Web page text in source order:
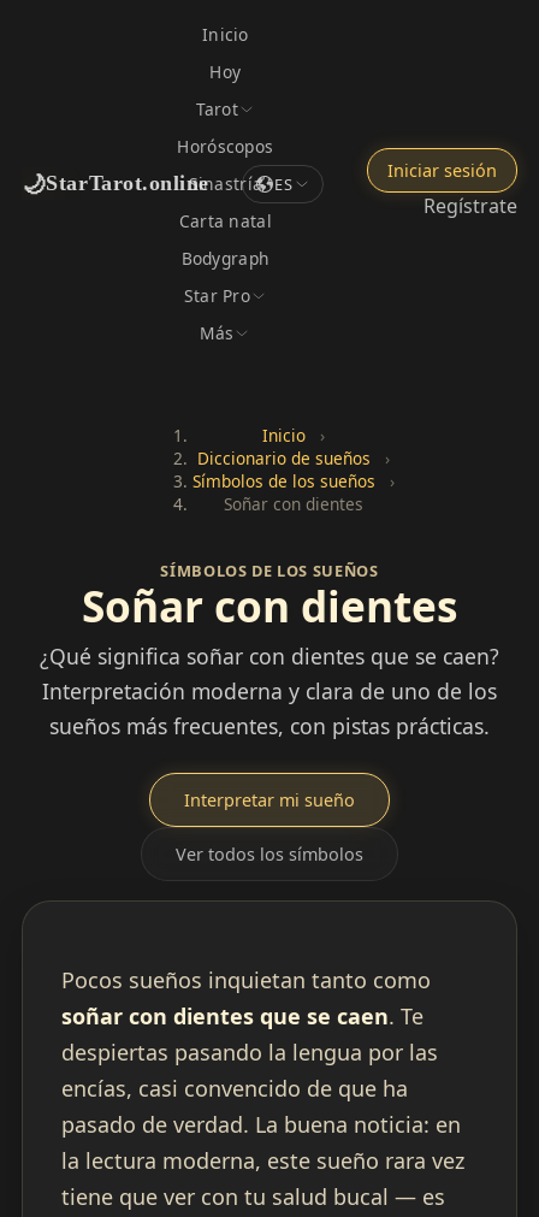
🌙StarTarot.online
Inicio
Hoy
Tarot
Horóscopos
Sinastría
Carta natal
Bodygraph
Star Pro
Más
ES
Iniciar sesión
Regístrate
Inicio
›
Diccionario de sueños
›
Símbolos de los sueños
›
Soñar con dientes
SÍMBOLOS DE LOS SUEÑOS
Soñar con dientes
¿Qué significa soñar con dientes que se caen?
Interpretación moderna y clara de uno de los
sueños más frecuentes, con pistas prácticas.
Interpretar mi sueño
Ver todos los símbolos
Pocos sueños inquietan tanto como
soñar con dientes que se caen. Te
despiertas pasando la lengua por las
encías, casi convencido de que ha
pasado de verdad. La buena noticia: en
la lectura moderna, este sueño rara vez
tiene que ver con tu salud bucal — es